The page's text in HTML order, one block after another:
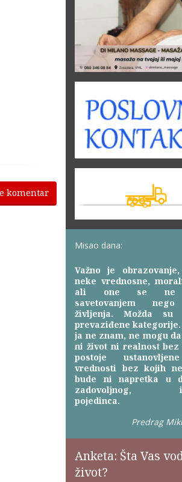
komentar
Misao dana:
Važno je
neke vrednosne,
ali one se ne
savetovanjem
življenja. Možda su
prevaziđene
ja ne znam, ne mogu
ni život ni realnost
postoje
vrednosti bez kojih
bude ni napretka u
zadovoljnog,
pojedinca.
Predrag
Anketa: Šta Vas
život?